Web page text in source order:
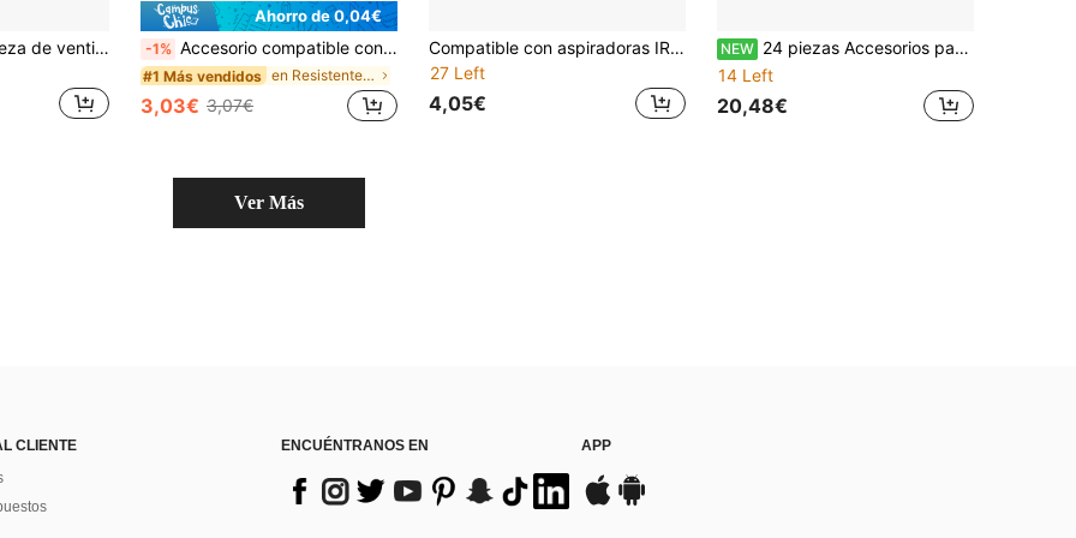
Manguera de limpieza de ventilación de secadora mejorada con ranuras para bridas; incluye 2 bridas, un cepillo para pelusas y un cepillo para ranuras. Este accesorio de manguera de aspiradora ofrece una conexión talla grande segura y sirve como herramienta de limpieza de ventilación de secadora compatible con la mayoría de las aspiradoras
Ahorro de 0,04€
-1% Accesorio compatible con cabezal de succión 2 en 1 para aspiradora de 32 mm-35 mm de diámetro interior, boquilla plana larga, cepillo redondo, boquilla para sofá, cepillo cuadrado pequeño de PP, adaptador
#1 Más vendidos en Resistente al desgaste Accesorios para herramie
3,03€ 3,07€
Compatible con aspiradoras IRobot COMBO J7+, incluye cepillo principal, filtro, bolsa de polvo y paño (solo serie COMBO)
27 Left
4,05€
NEW 24 piezas Accesorios para aspiradora L10s Pro Ultra Heat / L10s Ultra Gen 2 / X30 Ultra / L40 Ultra AE/Mova E30 Ultra, 1 cepillo principal, 6 bolsas de polvo, 6 mopas, 6 cepillos laterales, 4 filtros
14 Left
20,48€
Ver Más
CLIENTE
ENCUÉNTRANOS EN APP